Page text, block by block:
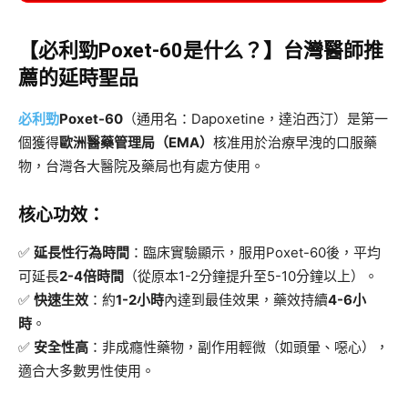
​【必利勁Poxet-60是什么？】台灣醫師推
薦的延時聖品
必利勁Poxet-60 ​（通用名：Dapoxetine，達泊西汀）是第一
個獲得歐洲醫藥管理局（EMA）​ 核准用於治療早洩的口服藥
物，台灣各大醫院及藥局也有處方使用。
核心功效：​
✅ ​ 延長性行為時間 ​：臨床實驗顯示，服用Poxet-60後，平均
可延長2-4倍時間
​（從原本1-2分鐘提升至5-10分鐘以上）。
✅ ​ 快速生效 ​：約1-2小時內達到最佳效果，藥效持續4-6小
時 。
✅ ​ 安全性高 ​：非成癮性藥物，副作用輕微（如頭暈、噁心），
適合大多數男性使用。